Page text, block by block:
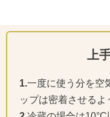
上
1.一度に使う分を空
ップは密着させるよ